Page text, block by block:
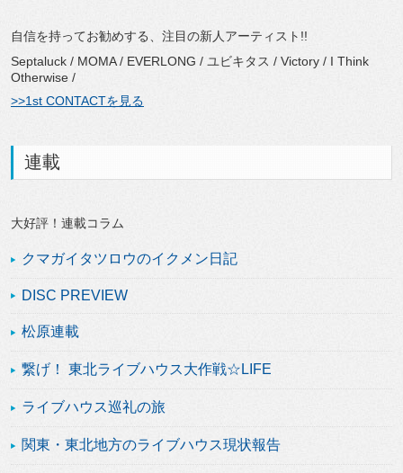
自信を持ってお勧めする、注目の新人アーティスト!!
Septaluck / MOMA / EVERLONG / ユビキタス / Victory / I Think
Otherwise /
>>1st CONTACTを見る
連載
大好評！連載コラム
クマガイタツロウのイクメン日記
DISC PREVIEW
松原連載
繋げ！ 東北ライブハウス大作戦☆LIFE
ライブハウス巡礼の旅
関東・東北地方のライブハウス現状報告